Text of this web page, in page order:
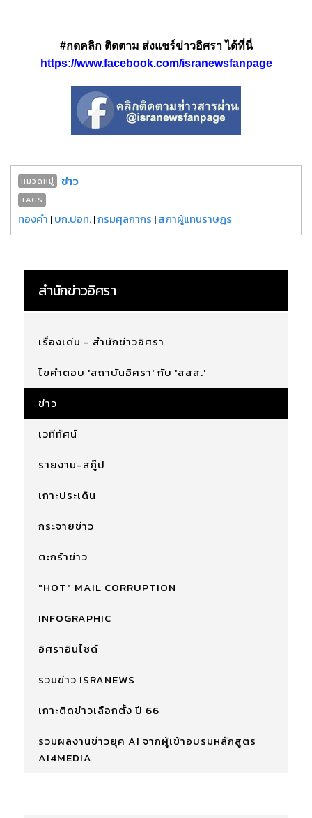
#กดคลิก ติดตาม ส่งแชร์ข่าวอิศรา ได้ที่นี่
https://www.facebook.com/isranewsfanpage
หมวดหมู่ ข่าว
TAGS
ทองคำ |บก.ปอท.|กรมศุลกากร |สภาผู้แทนราษฎร
สำนักข่าวอิศรา
เรื่องเด่น - สำนักข่าวอิศรา
ไขคำตอบ 'สถาบันอิศรา' กับ 'สสส.'
ข่าว
เวทีทัศน์
รายงาน-สกู๊ป
เกาะประเด็น
กระจายข่าว
ตะกร้าข่าว
"HOT" MAIL CORRUPTION
INFOGRAPHIC
อิศราอินไซด์
รวมข่าว ISRANEWS
เกาะติดข่าวเลือกตั้ง ปี 66
รวมผลงานข่าวยุค AI จากผู้เข้าอบรมหลักสูตร
AI4MEDIA